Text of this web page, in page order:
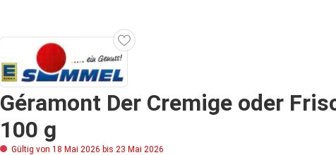
Géramont Der Cremige oder
100 g
Gültig von 18 Mai 2026 bis 23 Mai 2026